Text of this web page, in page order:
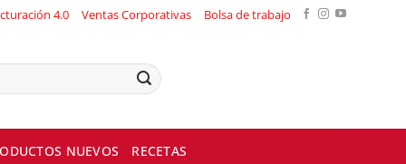
4.0 Ventas Corporativas Bolsa de trabajo
NUEVOS RECETAS